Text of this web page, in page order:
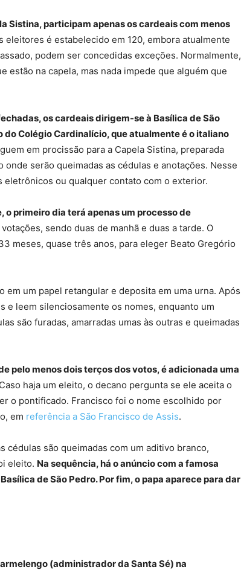
Sistina, participam apenas os cardeais com menos
eleitores é estabelecido em 120, embora atualmente
podem ser concedidas exceções. Normalmente,
estão na capela, mas nada impede que alguém que
os cardeais dirigem-se à Basílica de São
do Colégio Cardinalício, que atualmente é o italiano
em procissão para a Capela Sistina, preparada
serão queimadas as cédulas e anotações. Nesse
ou qualquer contato com o exterior.
primeiro dia terá apenas um processo de
sendo duas de manhã e duas a tarde. O
meses, quase três anos, para eleger Beato Gregório
em um papel retangular e deposita em uma urna. Após
e leem silenciosamente os nomes, enquanto um
são furadas, amarradas umas às outras e queimadas
pelo menos dois terços dos votos, é adicionada uma
Caso haja um eleito, o decano pergunta se ele aceita o
o pontificado. Francisco foi o nome escolhido por
em referência a São Francisco de Assis.
cédulas são queimadas com um aditivo branco,
eleito. Na sequência, há o anúncio com a famosa
de São Pedro. Por fim, o papa aparece para dar
(administrador da Santa Sé) na